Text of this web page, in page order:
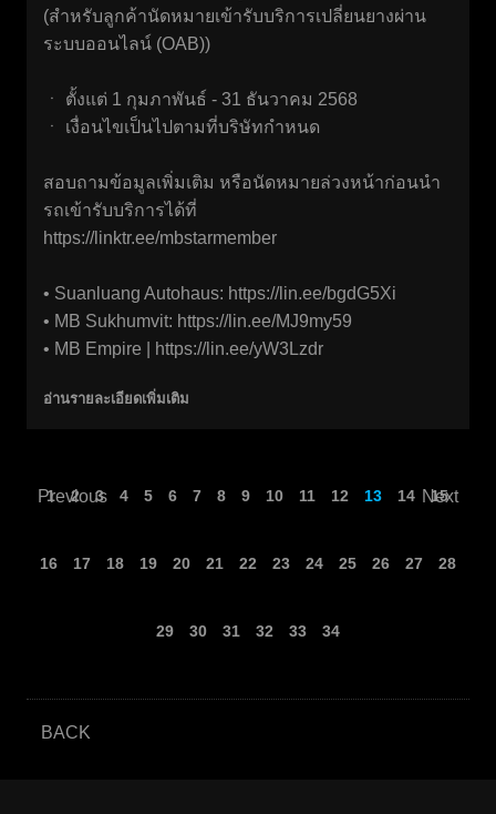
(สำหรับลูกค้านัดหมายเข้ารับบริการเปลี่ยนยางผ่าน
ระบบออนไลน์ (OAB))
ㆍ ตั้งแต่ 1 กุมภาพันธ์ - 31 ธันวาคม 2568
ㆍ เงื่อนไขเป็นไปตามที่บริษัทกำหนด
สอบถามข้อมูลเพิ่มเติม หรือนัดหมายล่วงหน้าก่อนนำ
รถเข้ารับบริการได้ที่
https://linktr.ee/mbstarmember
• Suanluang Autohaus: https://lin.ee/bgdG5Xi
• MB Sukhumvit: https://lin.ee/MJ9my59
• MB Empire |
https://lin.ee/yW3Lzdr
อ่านรายละเอียดเพิ่มเติม
Previous
1 2 3 4 5 6 7 8 9 10 11 12 13 14 15
16 17 18 19 20 21 22 23 24 25 26 27 28
29 30 31 32 33 34
Next
BACK